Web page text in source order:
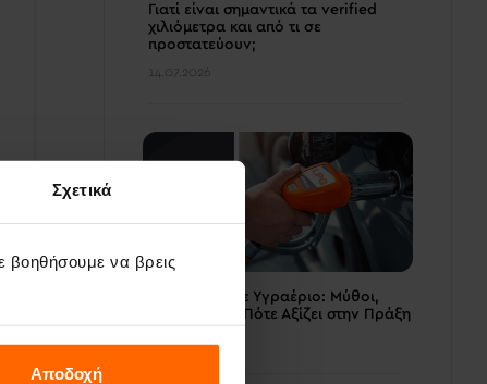
Σχετικά
βοηθήσουμε να βρεις
Αποδοχή
Γιατί είναι σημαντικά τα verified
χιλιόμετρα και από τι σε
προστατεύουν;
14.07.2026
Αυτοκίνητο με Υγραέριο: Μύθοι,
Αλήθειες και Πότε Αξίζει στην Πράξη
08.07.2026